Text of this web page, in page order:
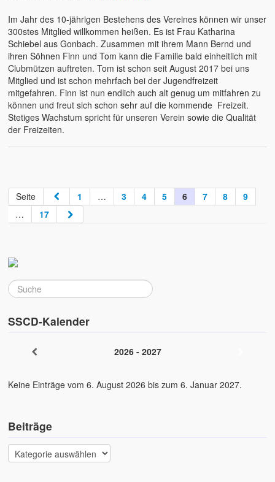
Im Jahr des 10-jährigen Bestehens des Vereines können wir unser
300stes Mitglied willkommen heißen. Es ist Frau Katharina
Schiebel aus Gonbach. Zusammen mit ihrem Mann Bernd und
ihren Söhnen Finn und Tom kann die Familie bald einheitlich mit
Clubmützen auftreten. Tom ist schon seit August 2017 bei uns
Mitglied und ist schon mehrfach bei der Jugendfreizeit
mitgefahren. Finn ist nun endlich auch alt genug um mitfahren zu
können und freut sich schon sehr auf die kommende Freizeit.
Stetiges Wachstum spricht für unseren Verein sowie die Qualität
der Freizeiten.
Seite 1 … 3 4 5 6 7 8
9
…
17
SSCD-Kalender
2026 - 2027
Keine Einträge vom 6. August 2026 bis zum 6. Januar 2027.
Beiträge